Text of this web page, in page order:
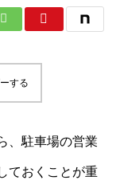
する
、駐車場の営業
ておくことが重